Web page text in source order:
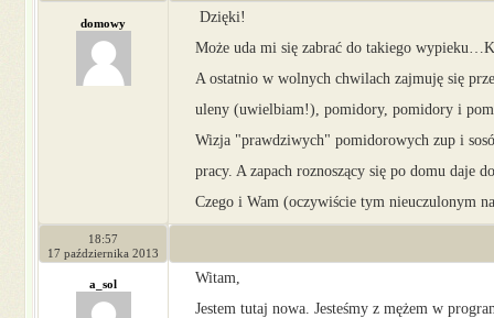
domowy
Dzięki!
Może uda mi się zabrać do takiego
A ostatnio w wolnych chwilach zajmuję się
uleny (uwielbiam!), pomidory, pomidory i
Wizja "prawdziwych" pomidorowych zup i
pracy. A zapach roznoszący się po domu daje
Czego i Wam (oczywiście tym nieuczulonym
18:57
17 października 2013
a_sol
Witam,
Jestem tutaj nowa. Jesteśmy z mężem w